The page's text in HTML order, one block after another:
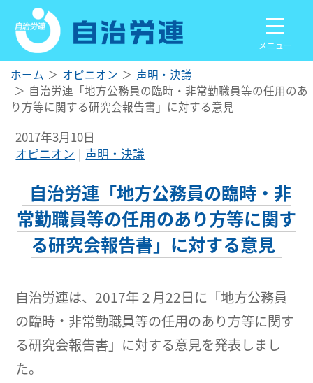
メニュー
ホーム オピニオン
声明・決議
自治労連「地方公務員の臨時・非常勤職員等の任用のあ
り方等に関する研究会報告書」に対する意見
2017年3月10日
オピニオン
声明・決議
自治労連「地方公務員の臨時・非
常勤職員等の任用のあり方等に関す
る研究会報告書」に対する意見
自治労連は、2017年２月22日に「地方公務員
の臨時・非常勤職員等の任用のあり方等に関す
る研究会報告書」に対する意見を発表しまし
た。